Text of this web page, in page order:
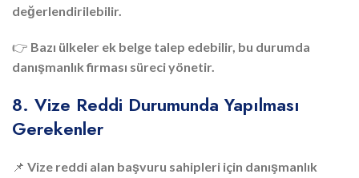
değerlendirilebilir.
👉 Bazı ülkeler ek belge talep edebilir, bu durumda
danışmanlık firması süreci yönetir.
8. Vize Reddi Durumunda Yapılması
Gerekenler
📌 Vize reddi alan başvuru sahipleri için danışmanlık